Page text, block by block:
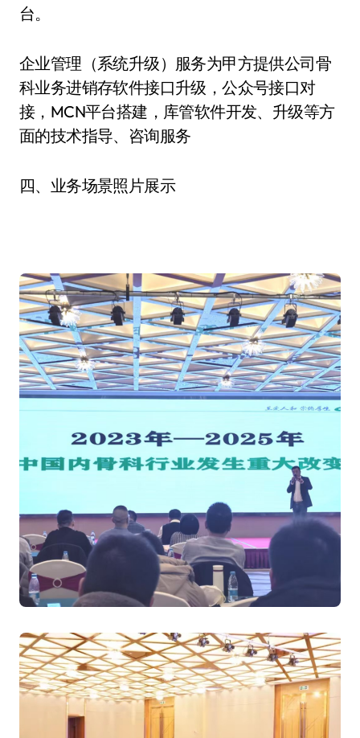
台。
企业管理（系统升级）服务为甲方提供公司骨
科业务进销存软件接口升级，公众号接口对
接，MCN平台搭建，库管软件开发、升级等方
面的技术指导、咨询服务
四、业务场景照片展示